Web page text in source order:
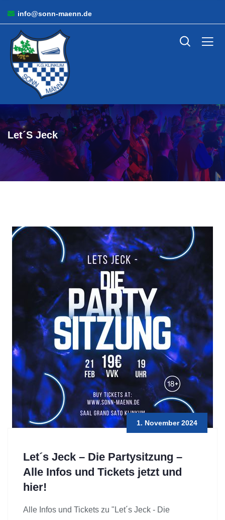
info@sonn-maenn.de
Let´s Jeck
1. November 2024
Let´s Jeck – Die Partysitzung –
Alle Infos und Tickets jetzt und
hier!
Alle Infos und Tickets zu "Let´s Jeck - Die